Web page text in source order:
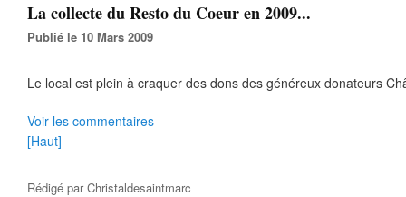
La collecte du Resto du Coeur en 2009...
Publié le 10 Mars 2009
Le local est plein à craquer des dons des généreux donateurs
Voir les commentaires
[Haut]
Rédigé parChristaldesaintmarc